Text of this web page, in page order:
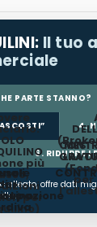
Il tuo
PARTE STANNO?
più
per
4.
MESI
per
6. RIDURRE I
offre dati